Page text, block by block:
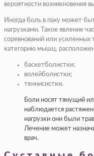
вероятности возникновения
Иногда боль в паху может
нагрузками. Такое явление
соревнований или
категорию мышц,
баскетболистки;
волейболистки;
теннисистки.
Боли носят тянущий
наблюдается
нагрузки они были
Лечение может
врач.